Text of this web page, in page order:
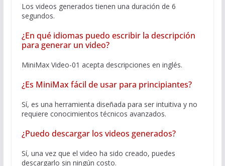
Los videos generados tienen una duración de 6
segundos.
¿En qué idiomas puedo escribir la descripción
para generar un video?
MiniMax Video-01 acepta descripciones en inglés.
¿Es MiniMax fácil de usar para principiantes?
Sí, es una herramienta diseñada para ser intuitiva y no
requiere conocimientos técnicos avanzados.
¿Puedo descargar los videos generados?
Sí, una vez que el video ha sido creado, puedes
descargarlo sin ningún costo.